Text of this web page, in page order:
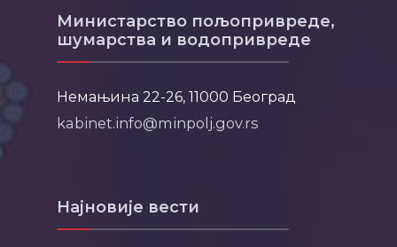
Министарство пољопривреде,
шумарства и водопривреде
Немањина 22-26, 11000 Београд
kabinet.info@minpolj.gov.rs
Најновије вести